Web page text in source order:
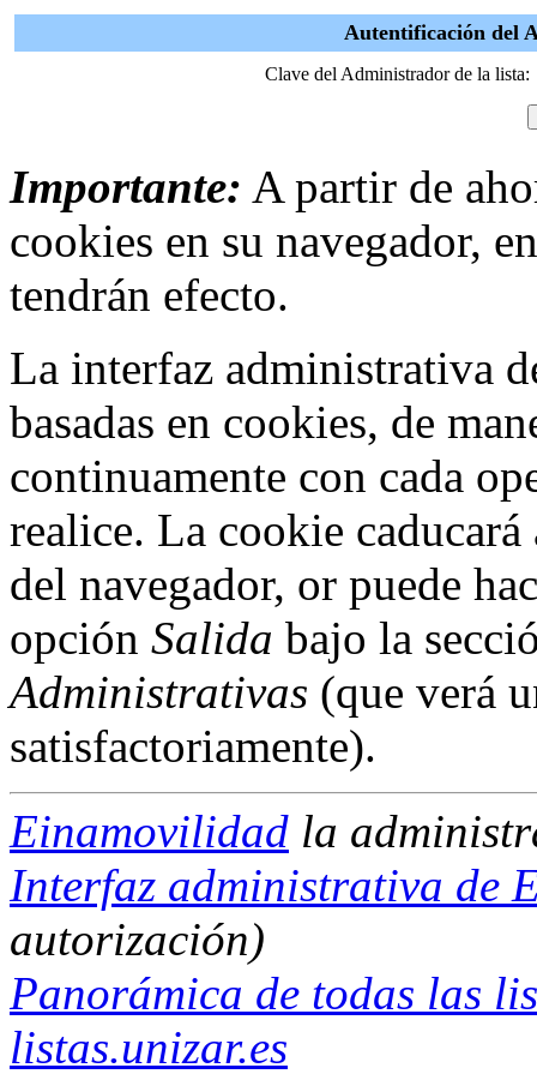
Autentificación del
Clave del Administrador de la lista:
Importante: A partir de
cookies en su navegador,
tendrán efecto.
La interfaz administrativa
basadas en cookies, de
continuamente con cada
realice. La cookie
del navegador, or puede
opción Salida bajo la
Administrativas (que verá
satisfactoriamente).
Einamovilidad la
Interfaz administrativa de
autorización)
Panorámica de todas las
listas.unizar.es